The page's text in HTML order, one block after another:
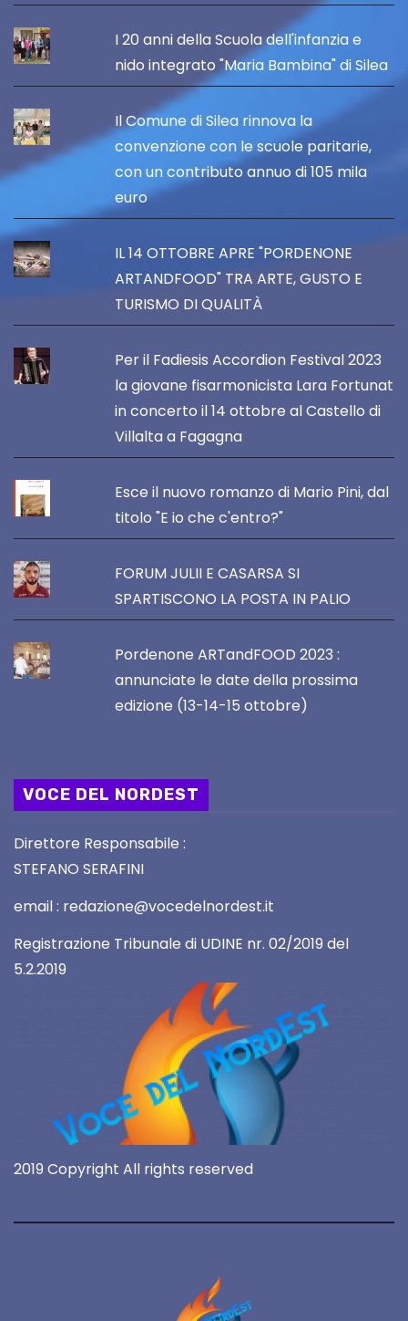
I 20 anni della Scuola dell'infanzia e
nido integrato "Maria Bambina" di Silea
Il Comune di Silea rinnova la
convenzione con le scuole paritarie,
con un contributo annuo di 105 mila
euro
IL 14 OTTOBRE APRE "PORDENONE
ARTANDFOOD" TRA ARTE, GUSTO E
TURISMO DI QUALITÀ
Per il Fadiesis Accordion Festival 2023
la giovane fisarmonicista Lara Fortunat
in concerto il 14 ottobre al Castello di
Villalta a Fagagna
Esce il nuovo romanzo di Mario Pini, dal
titolo "E io che c'entro?"
FORUM JULII E CASARSA SI
SPARTISCONO LA POSTA IN PALIO
Pordenone ARTandFOOD 2023 :
annunciate le date della prossima
edizione (13-14-15 ottobre)
VOCE DEL NORDEST
Direttore Responsabile :
STEFANO SERAFINI
email : redazione@vocedelnordest.it
Registrazione Tribunale di UDINE nr. 02/2019 del
5.2.2019
2019 Copyright All rights reserved